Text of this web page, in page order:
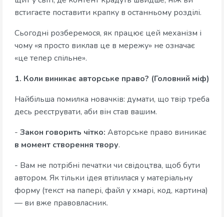
встигаєте поставити крапку в останньому розділі.
Сьогодні розберемося, як працює цей механізм і
чому «я просто виклав це в мережу» не означає
«це тепер спільне».
1. Коли виникає авторське право? (Головний міф)
Найбільша помилка новачків: думати, що твір треба
десь реєструвати, аби він став вашим.
- Закон говорить чітко: Авторське право виникає
в момент створення твору.
- Вам не потрібні печатки чи свідоцтва, щоб бути
автором. Як тільки ідея втілилася у матеріальну
форму (текст на папері, файл у хмарі, код, картина)
— ви вже правовласник.